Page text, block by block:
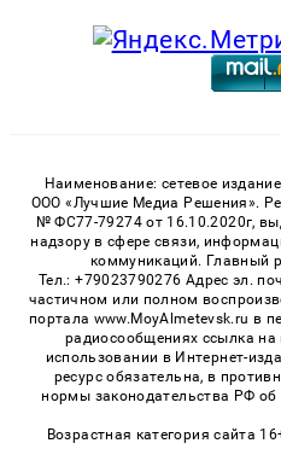
Наименование: сетевое
ООО «Лучшие Медиа Решения».
№ ФС77-79274 от 16.10.2020г,
надзору в сфере связи,
коммуникаций. Главный
Тел.: +79023790276 Адрес эл.
частичном или полном
портала www.MoyAlmetevsk.ru в
радиосообщениях ссылка
использовании в Интернет-
ресурс обязательна, в
нормы законодательства РФ
Возрастная категория сайта